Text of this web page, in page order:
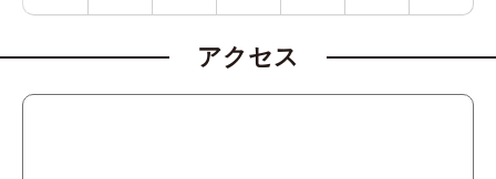
アクセス